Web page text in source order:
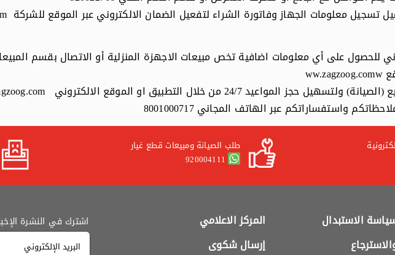
تسجيل معلومات الجهاز وفاتورة الشراء لتفعيل الضمان الالكتروني عبر الموقع للشركة
للحصول على أي معلومات اضافية تخص مبيعات الاجهزة المنزلية أو الاتصال بقسم
w
ww.zagzoog.com
ولتسهيل حجز المواعيد 24/7 من خلال التطبيق او
الموقع الالكتروني
واستفساراتكم عبر الهاتف المجاني 8001000717
طلب الصيانة ومبيعات قطع غيار
920004111
الاستبدال
المركز الاعلامي
إرسال شكوى
اشترك في النشرة